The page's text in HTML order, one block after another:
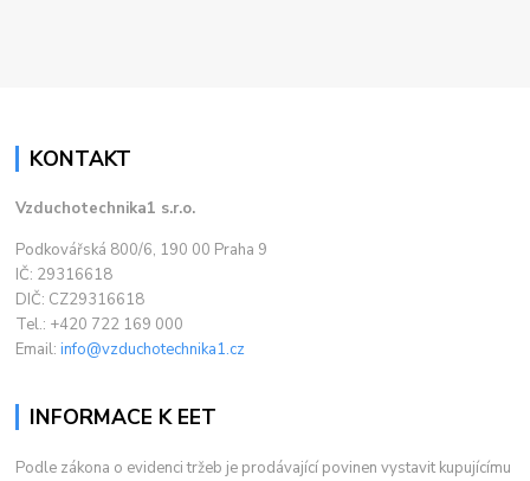
KONTAKT
Vzduchotechnika1 s.r.o.
Podkovářská 800/6, 190 00 Praha 9
IČ: 29316618
DIČ: CZ29316618
Tel.: +420 722 169 000
Email:info@vzduchotechnika1.cz
INFORMACE K EET
Podle zákona o evidenci tržeb je prodávající povinen vystavit kupujícímu